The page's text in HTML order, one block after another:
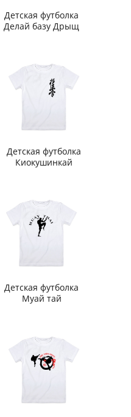
Детская футболка
Делай базу Дрыщ
Детская футболка
Киокушинкай
Детская футболка
Муай тай